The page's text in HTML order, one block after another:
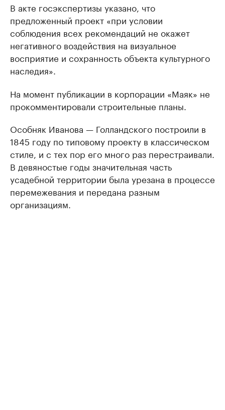
В акте госэкспертизы указано, что
предложенный проект «при условии
соблюдения всех рекомендаций не окажет
негативного воздействия на визуальное
восприятие и сохранность объекта культурного
наследия».
На момент публикации в корпорации «Маяк» не
прокомментировали строительные планы.
Особняк Иванова — Голландского построили в
1845 году по типовому проекту в классическом
стиле, и с тех пор его много раз перестраивали.
В девяностые годы значительная часть
усадебной территории была урезана в процессе
перемежевания и передана разным
организациям.